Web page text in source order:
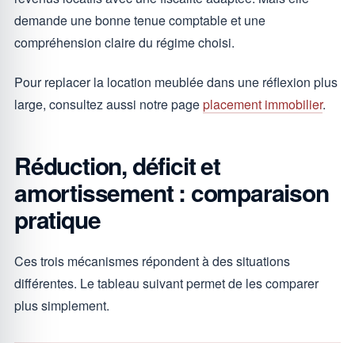
demande une bonne tenue comptable et une
compréhension claire du régime choisi.
Pour replacer la location meublée dans une réflexion plus
large, consultez aussi notre pageplacement immobilier.
Réduction, déficit et
amortissement : comparaison
pratique
Ces trois mécanismes répondent à des situations
différentes. Le tableau suivant permet de les comparer
plus simplement.